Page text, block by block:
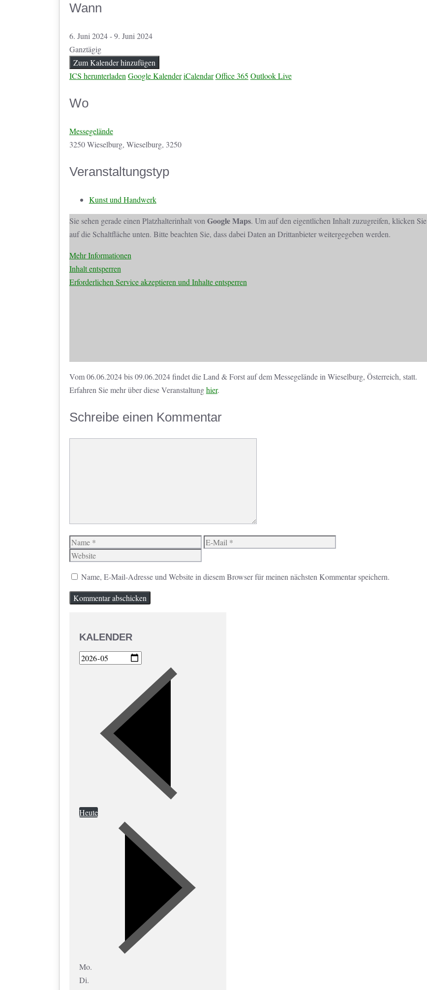
Wann
6. Juni 2024 - 9. Juni 2024
Ganztägig
Zum Kalender hinzufügen
ICS herunterladen Google Kalender iCalendar Office 365 Outlook Live
Wo
Messegelände
3250 Wieselburg, Wieselburg, 3250
Veranstaltungstyp
Kunst und Handwerk
Sie sehen gerade einen Platzhalterinhalt von Google Maps. Um auf den eigentlichen Inhalt zuzugreifen, klicken Sie
auf die Schaltfläche unten. Bitte beachten Sie, dass dabei Daten an Drittanbieter weitergegeben werden.
Mehr Informationen
Inhalt entsperren
Erforderlichen Service akzeptieren und Inhalte entsperren
Vom 06.06.2024 bis 09.06.2024 findet die Land & Forst auf dem Messegelände in Wieselburg, Österreich, statt.
Erfahren Sie mehr über diese Veranstaltunghier.
Schreibe einen Kommentar
Name
E-
Name, E-Mail-Adresse und Website in diesem Browser für meinen nächsten Kommentar speichern.
KALENDER
Heute
Mo.
Di.